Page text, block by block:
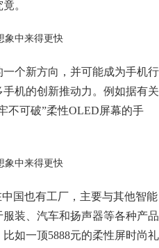
。
个新方向，并可能成为手机行
机的创新推动力。例如据有关
不可破”柔性OLED屏幕的手
国也有工厂，主要与其他智能
装、汽车和扬声器等各种产品
如一顶5888元的柔性屏时尚礼